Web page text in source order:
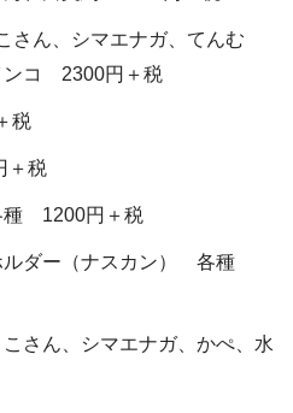
ん、シマエナガ、てんむ
ンコ 2300円＋税
税
＋税
種 1200円＋税
ルダー（ナスカン） 各種
さん、シマエナガ、かぺ、水